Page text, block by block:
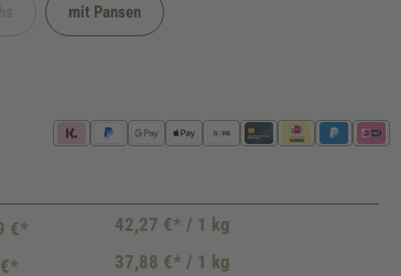
verfügbar.)
Option ist zurzeit nicht verfügbar.)
mit Pansen
€*
42,27 €* / 1 kg
37,88 €* / 1 kg